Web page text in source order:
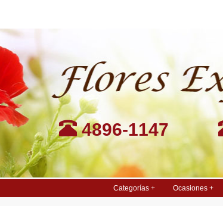
4896-1147
Categorías + Ocasiones +